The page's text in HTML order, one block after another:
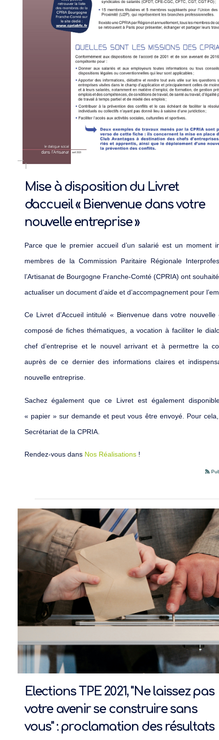
Mise à disposition du Livret
d'accueil « Bienvenue dans votre
nouvelle entreprise »
Parce que le premier accueil d’un salarié est un moment
membres de la Commission Paritaire Régionale
l’Artisanat de Bourgogne Franche-Comté (CPRIA) ont
actualiser un document d’aide et d’accompagnement pour
Ce Livret d’Accueil intitulé « Bienvenue dans votre nouvelle
composé de fiches thématiques, a vocation à faciliter le
chef d’entreprise et le nouvel arrivant et à permettre la
auprès de ce dernier des informations claires et
nouvelle entreprise.
Sachez également que ce Livret est également
« papier » sur demande et peut vous être envoyé. Pour
Secrétariat de la CPRIA.
Rendez-vous dans Nos Réalisations!
Elections TPE 2021, "Ne laissez pas
votre avenir se construire sans
vous" : proclamation des résultats